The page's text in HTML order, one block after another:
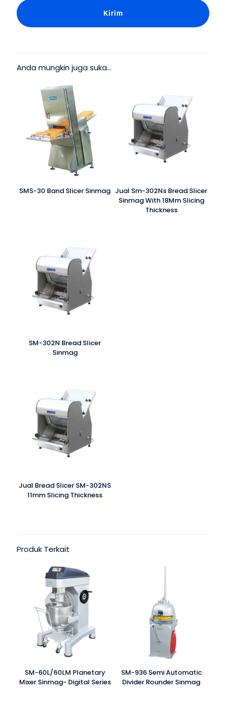
Anda mungkin juga suka…
SMS-30 Band Slicer Sinmag Jual Sm-302Ns Bread Slicer
Sinmag With 18Mm Slicing
Thickness
SM-302N Bread Slicer
Sinmag
Jual Bread Slicer SM-302NS
11mm Slicing Thickness
Produk Terkait
SM-60L/60LM Planetary
Mixer Sinmag- Digital Series
SM-936 Semi Automatic
Divider Rounder Sinmag